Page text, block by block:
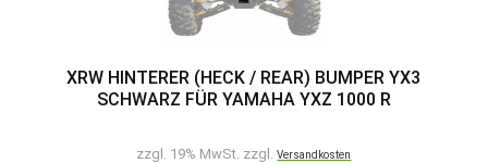
XRW HINTERER (HECK / REAR) BUMPER YX3
SCHWARZ FÜR YAMAHA YXZ 1000 R
zzgl. 19% MwSt. zzgl.Versandkosten